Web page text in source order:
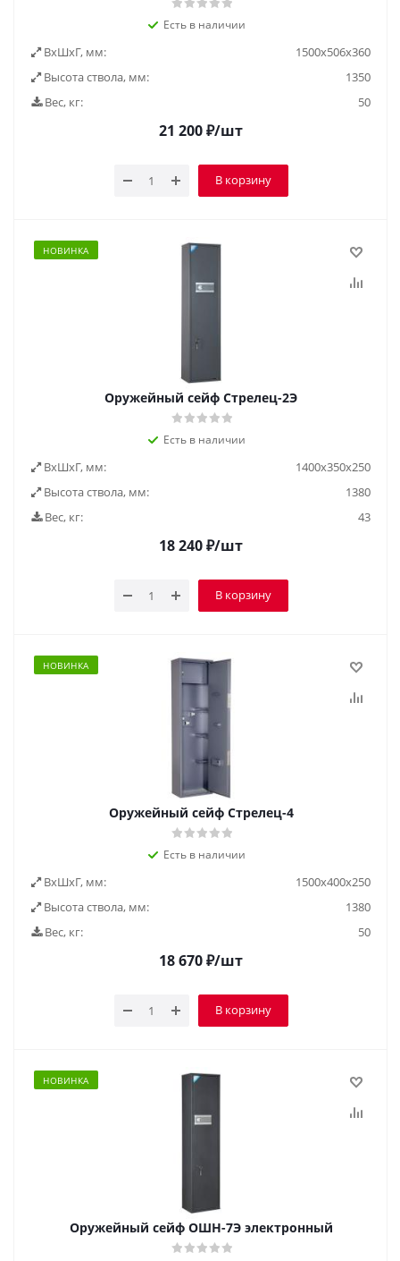
Есть в наличии
ВxШxГ, мм:
1500x506x360
Высота ствола, мм:
1350
Вес, кг:
50
21 200₽/шт
В корзину
НОВИНКА
Оружейный сейф Стрелец-2Э
Есть в наличии
ВxШxГ, мм:
1400x350x250
Высота ствола, мм:
1380
Вес, кг:
43
18 240₽/шт
В корзину
НОВИНКА
Оружейный сейф Стрелец-4
Есть в наличии
ВxШxГ, мм:
1500x400x250
Высота ствола, мм:
1380
Вес, кг:
50
18 670₽/шт
В корзину
НОВИНКА
Оружейный сейф ОШН-7Э электронный